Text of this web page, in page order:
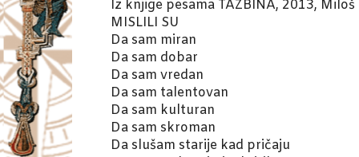
Iz knjige pesama TAZBINA, 2013, Miloš
MISLILI SU
Da sam miran
Da sam dobar
Da sam vredan
Da sam talentovan
Da sam kulturan
Da sam skroman
Da slušam starije kad pričaju